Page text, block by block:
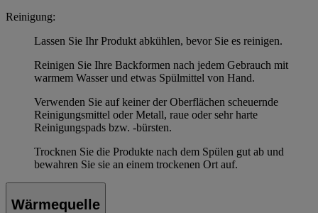
Reinigung:
Lassen Sie Ihr Produkt abkühlen, bevor Sie es reinigen.
Reinigen Sie Ihre Backformen nach jedem Gebrauch mit
warmem Wasser und etwas Spülmittel von Hand.
Verwenden Sie auf keiner der Oberflächen scheuernde
Reinigungsmittel oder Metall, raue oder sehr harte
Reinigungspads bzw. -bürsten.
Trocknen Sie die Produkte nach dem Spülen gut ab und
bewahren Sie sie an einem trockenen Ort auf.
Wärmequelle